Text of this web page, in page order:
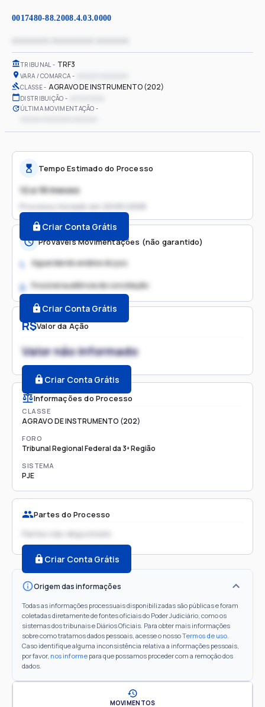
0017480-88.2008.4.03.0000
TRIBUNAL TRF3
VARA / COMARCA
CLASSE AGRAVO DE INSTRUMENTO (202)
DISTRIBUIÇÃO
ÚLTIMA MOVIMENTAÇÃO
R$Valor da Ação
Valor não informado
Criar Conta Grátis
Informações do Processo
CLASSE
AGRAVO DE INSTRUMENTO (202)
FORO
Tribunal Regional Federal da 3ª Região
SISTEMA
PJE
Partes do Processo
Partes não disponíveis
Criar Conta Grátis
Origem das informações
Todas as informações processuais disponibilizadas são públicas e foram
coletadas diretamente de fontes oficiais do Poder Judiciário, como os
sistemas dos tribunais e Diários Oficiais. Para obter mais informações
sobre como tratamos dados pessoais, acesse o nossoTermos de uso.
Caso identifique alguma inconsistência relativa a informações pessoais,
por favor, nos informe para que possamos proceder com a remoção dos
dados.
Tempo Estimado do Processo
12 a 18 meses
Processo iniciado em
Criar Conta Grátis
Prováveis Movimentações (não garantido)
1. Aguardando análise do juiz
2. Possível audiência de conciliação
Criar Conta Grátis
MOVIMENTOS